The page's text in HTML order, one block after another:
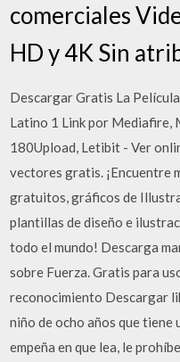
comerciales
HD y 4K Sin
Descargar Gratis La
Latino 1 Link por Mediafire,
180Upload, Letibit - Ver
vectores gratis. ¡Encuentre
gratuitos, gráficos de
plantillas de diseño e
todo el mundo! Descarga
sobre Fuerza. Gratis para
reconocimiento Descargar
niño de ocho años que tiene
empeña en que lea, le